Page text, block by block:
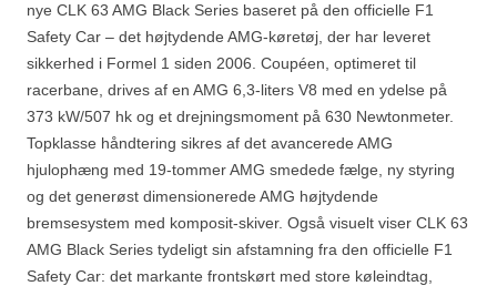
nye CLK 63 AMG Black Series baseret på den officielle F1
Safety Car – det højtydende AMG-køretøj, der har leveret
sikkerhed i Formel 1 siden 2006. Coupéen, optimeret til
racerbane, drives af en AMG 6,3-liters V8 med en ydelse på
373 kW/507 hk og et drejningsmoment på 630 Newtonmeter.
Topklasse håndtering sikres af det avancerede AMG
hjulophæng med 19-tommer AMG smedede fælge, ny styring
og det generøst dimensionerede AMG højtydende
bremsesystem med komposit-skiver. Også visuelt viser CLK 63
AMG Black Series tydeligt sin afstamning fra den officielle F1
Safety Car: det markante frontskørt med store køleindtag,